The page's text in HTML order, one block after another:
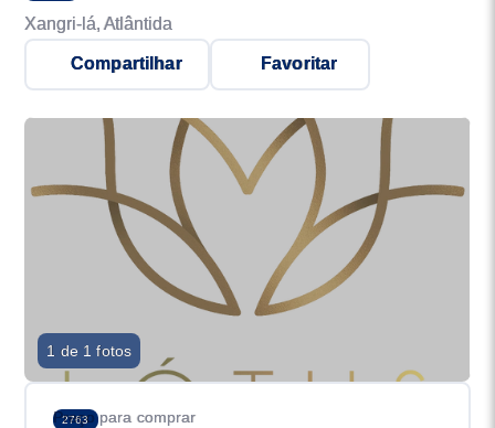
Xangri-lá, Atlântida
Compartilhar Favoritar
1 de 1 fotos
2763
Preço para comprar